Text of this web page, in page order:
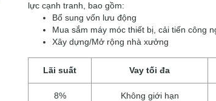
lực cạnh tranh, bao gồm:
Bổ sung vốn lưu động
Mua sắm máy móc thiết bị, cải tiến công
Xây dựng/Mở rộng nhà xưởng
Lãi suất
8%
Vay tối đa
Không giới hạn